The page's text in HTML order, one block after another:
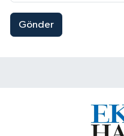
Gönder